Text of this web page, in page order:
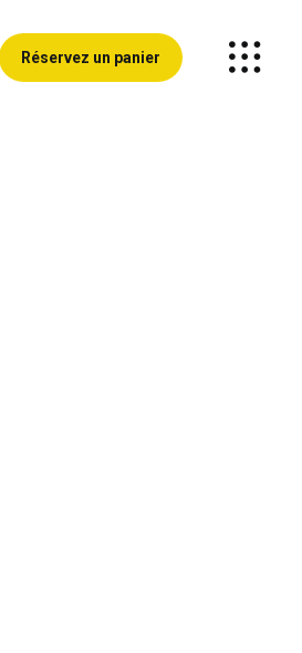
Réservez un panier